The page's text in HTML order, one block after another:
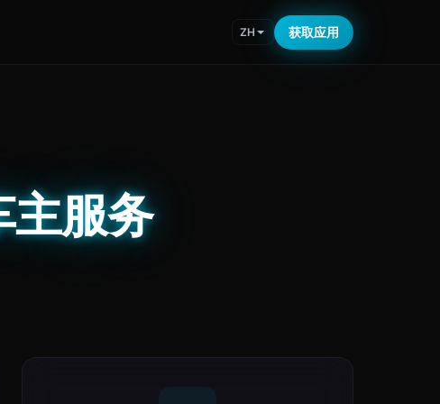
ZH 获取应用
服务